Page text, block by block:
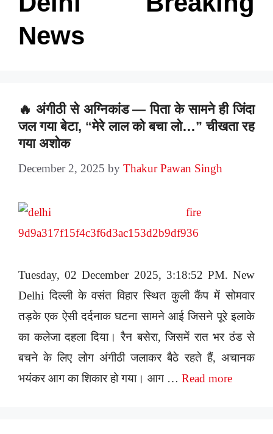
News
🔥 अंगीठी से अग्निकांड — पिता के सामने ही जिंदा
जल गया बेटा, “मेरे लाल को बचा लो…” चीखता रह
गया अशोक
December 2, 2025 by Thakur Pawan Singh
Tuesday, 02 December 2025, 3:18:52 PM. New
Delhi दिल्ली के वसंत विहार स्थित कुली कैंप में सोमवार
तड़के एक ऐसी दर्दनाक घटना सामने आई जिसने पूरे इलाके
का कलेजा दहला दिया। रैन बसेरा, जिसमें रात भर ठंड से
बचने के लिए लोग अंगीठी जलाकर बैठे रहते हैं, अचानक
भयंकर आग का शिकार हो गया। आग … Read more